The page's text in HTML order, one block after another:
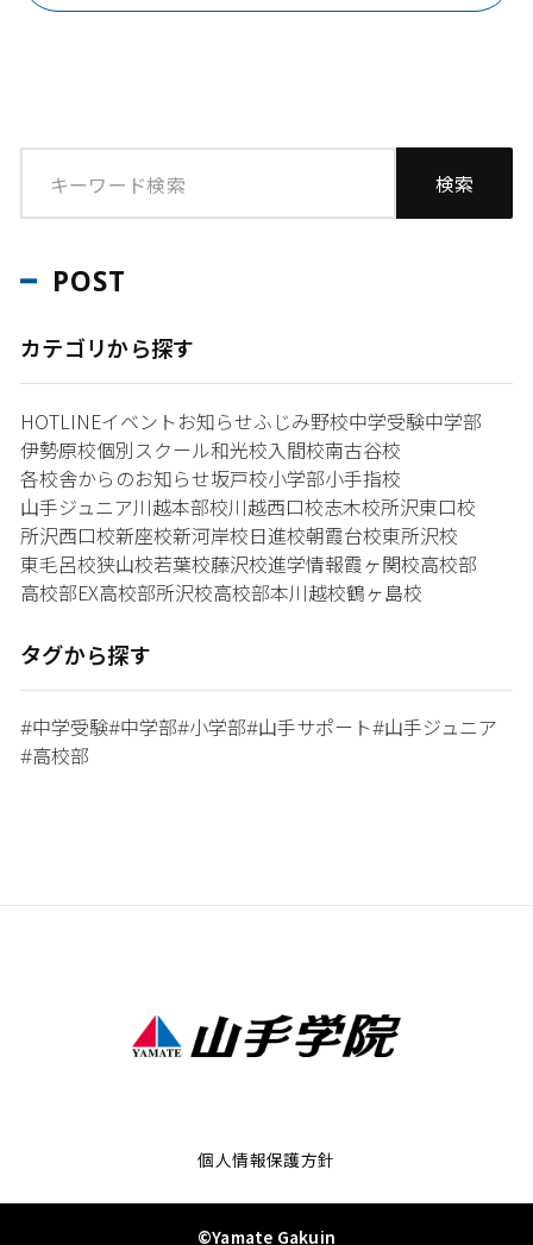
POST
カテゴリから探す
HOTLINEイベントお知らせふじみ野校中学受験中学部
伊勢原校個別スクール和光校入間校南古谷校
各校舎からのお知らせ坂戸校小学部小手指校
山手ジュニア川越本部校川越西口校志木校所沢東口校
所沢西口校新座校新河岸校日進校朝霞台校東所沢校
東毛呂校狭山校若葉校藤沢校進学情報霞ヶ関校高校部
高校部EX高校部所沢校高校部本川越校鶴ヶ島校
タグから探す
#中学受験#中学部#小学部#山手サポート#山手ジュニア
#高校部
個人情報保護方針
©Yamate Gakuin